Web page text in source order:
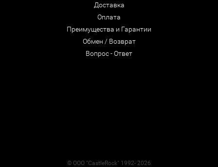
Доставка
Оплата
Преимущества и Гарантии
Обмен / Возврат
Вопрос - Ответ
© ООО "CastleRock" 1992- 2026